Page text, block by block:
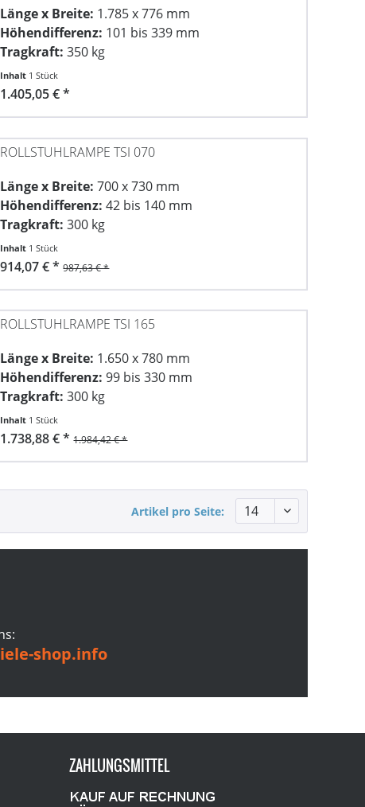
Länge x Breite: 1.785 x 776 mm
Höhendifferenz: 101 bis 339 mm
Tragkraft: 350 kg
Inhalt 1 Stück
1.405,05 € *
ROLLSTUHLRAMPE TSI 070
Länge x Breite: 700 x 730 mm
Höhendifferenz: 42 bis 140 mm
Tragkraft: 300 kg
Inhalt 1 Stück
914,07 € * 987,63 € *
ROLLSTUHLRAMPE TSI 165
Länge x Breite: 1.650 x 780 mm
Höhendifferenz: 99 bis 330 mm
Tragkraft: 300 kg
Inhalt 1 Stück
1.738,88 € * 1.984,42 € *
Artikel pro Seite:
shop.info
ZAHLUNGSMITTEL